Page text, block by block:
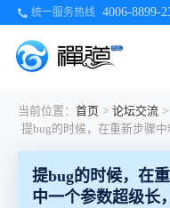
统一服务热线 4006-8899-
当前位置： 首页 > 论坛交流 >
提bug的时候，在
中一个参数超级长